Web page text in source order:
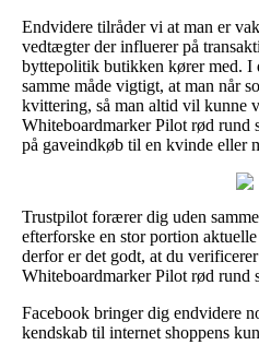
Endvidere tilråder vi at man er
vedtægter der influerer på
byttepolitik butikken kører med. I
samme måde vigtigt, at man når
kvittering, så man altid vil kunne
Whiteboardmarker Pilot rød rund
på gaveindkøb til en kvinde eller
Trustpilot forærer dig uden
efterforske en stor portion
derfor er det godt, at du
Whiteboardmarker Pilot rød rund
Facebook bringer dig endvidere
kendskab til internet shoppens